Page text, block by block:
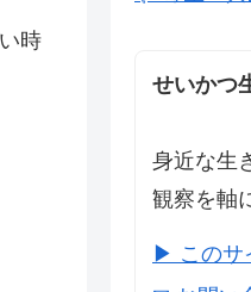
時
せいかつ
身近な生
観察を軸
▶ このサ